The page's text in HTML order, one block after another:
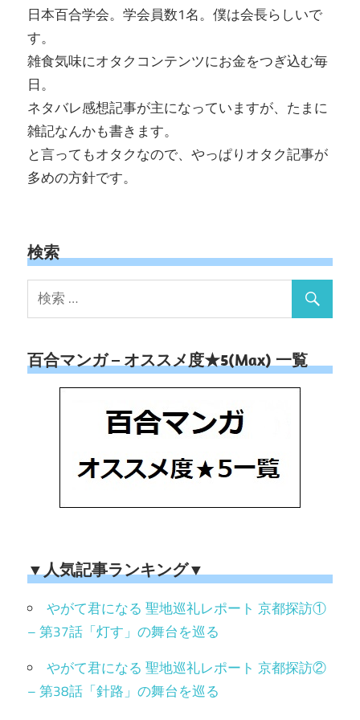
日本百合学会。学会員数1名。僕は会長らしいで
す。
雑食気味にオタクコンテンツにお金をつぎ込む毎
日。
ネタバレ感想記事が主になっていますが、たまに
雑記なんかも書きます。
と言ってもオタクなので、やっぱりオタク記事が
多めの方針です。
検索
百合マンガ – オススメ度★5(Max) 一覧
▼人気記事ランキング▼
やがて君になる 聖地巡礼レポート 京都探訪①
– 第37話「灯す」の舞台を巡る
やがて君になる 聖地巡礼レポート 京都探訪②
– 第38話「針路」の舞台を巡る